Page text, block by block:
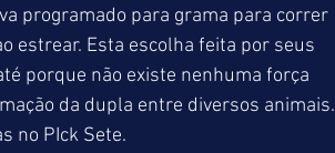
programado para grama para correr
estrear. Esta escolha feita por seus
porque não existe nenhuma força
da dupla entre diversos animais.
no PIck Sete.